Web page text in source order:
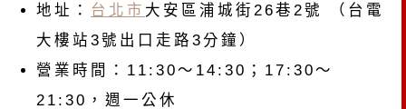
地址： 台北市 大安區浦城街26巷2號 （台電
大樓站3號出口走路3分鐘）
營業時間：11:30～14:30；17:30～
21:30，週一公休